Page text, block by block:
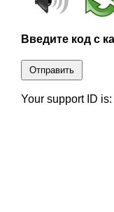
Введите код с
Отправить
Your support ID